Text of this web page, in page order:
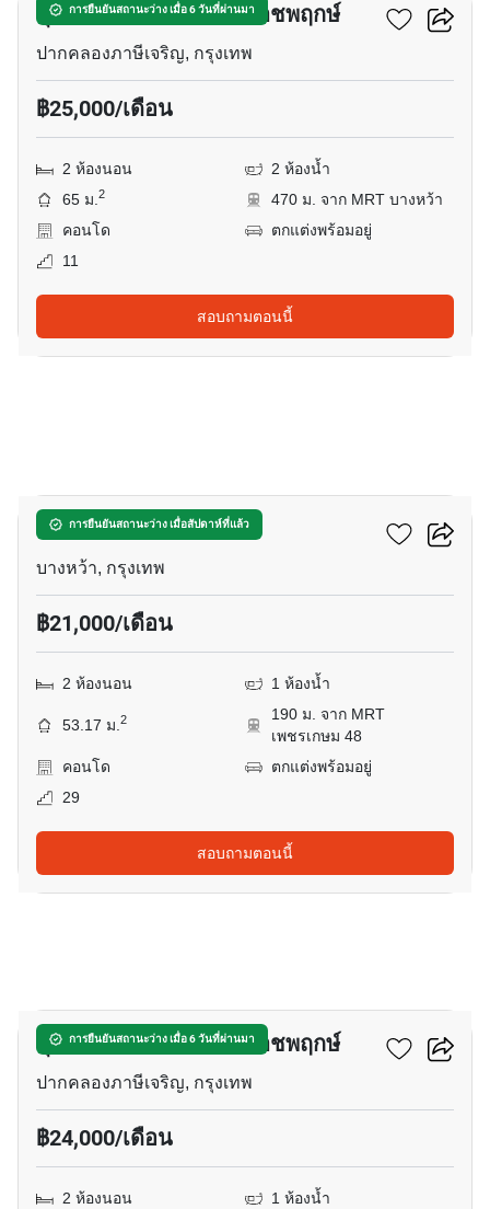
การยืนยันสถานะว่าง เมื่อ 6 วันที่ผ่านมา
ศุภาลัย ลอฟท์ สาทร – ราชพฤกษ์
ปากคลองภาษีเจริญ, กรุงเทพ
฿25,000/เดือน
2 ห้องนอน
2 ห้องน้ำ
65 ม.2
470 ม. จาก MRT บางหว้า
คอนโด
ตกแต่งพร้อมอยู่
11
สอบถามตอนนี้
การยืนยันสถานะว่าง เมื่อสัปดาห์ที่แล้ว
เดอะ เบส เพชรเกษม
บางหว้า, กรุงเทพ
฿21,000/เดือน
2 ห้องนอน 1 ห้องน้ำ
53.17 ม.2
190 ม. จาก MRT
เพชรเกษม 48
คอนโด
ตกแต่งพร้อมอยู่
29
สอบถามตอนนี้
การยืนยันสถานะว่าง เมื่อ 6 วันที่ผ่านมา
ศุภาลัย ลอฟท์ สาทร – ราชพฤกษ์
ปากคลองภาษีเจริญ, กรุงเทพ
฿24,000/เดือน
2 ห้องนอน 1 ห้องน้ำ